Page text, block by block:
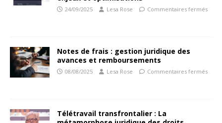
24/09/2025 Lesa Rose Commentaires fermés
Notes de frais : gestion juridique des
avances et remboursements
08/08/2025 Lesa Rose Commentaires fermés
Télétravail transfrontalier : La